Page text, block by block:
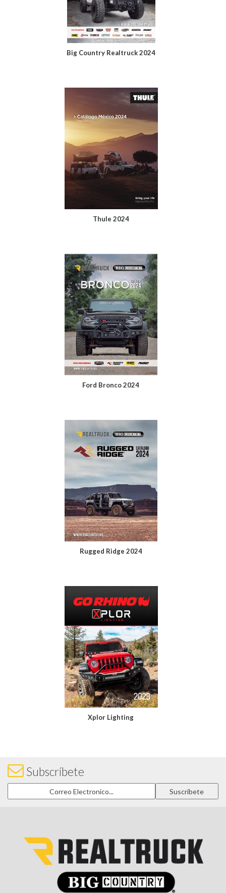
Big Country Realtruck 2024
Thule 2024
Ford Bronco 2024
Rugged Ridge 2024
Xplor Lighting
Subscríbete